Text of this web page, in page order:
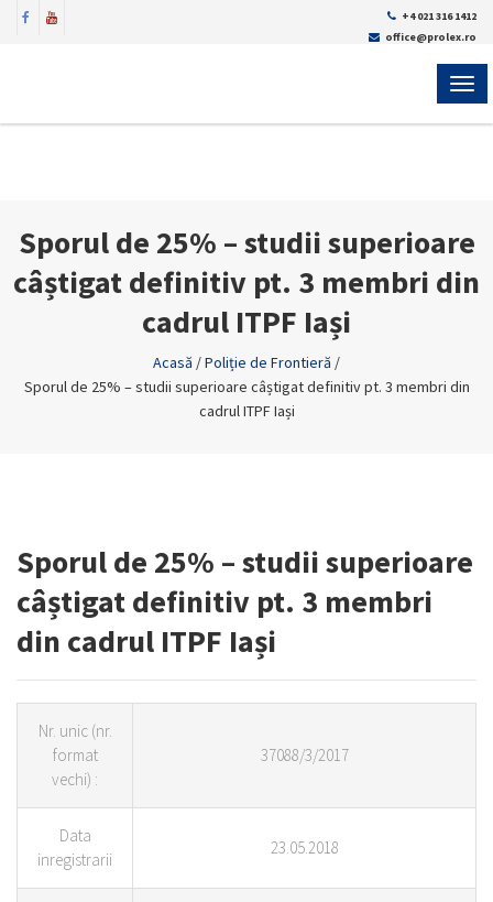
+4 021 316 1412
office@prolex.ro
Sporul de 25% – studii superioare
câștigat definitiv pt. 3 membri din
cadrul ITPF Iași
Acasă /Poliție de Frontieră /
Sporul de 25% – studii superioare câștigat definitiv pt. 3 membri din
cadrul ITPF Iași
Sporul de 25% – studii superioare
câștigat definitiv pt. 3 membri
din cadrul ITPF Iași
Nr. unic (nr.
format
vechi) :
37088/3/2017
Data
inregistrarii
23.05.2018